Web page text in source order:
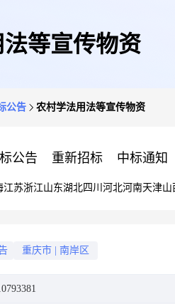
等宣传物资
公告 农村学法用法等宣传物资
公告 重新招标 中标通知
江苏浙江山东湖北四川 河北河南天津山
重庆市 南岸区